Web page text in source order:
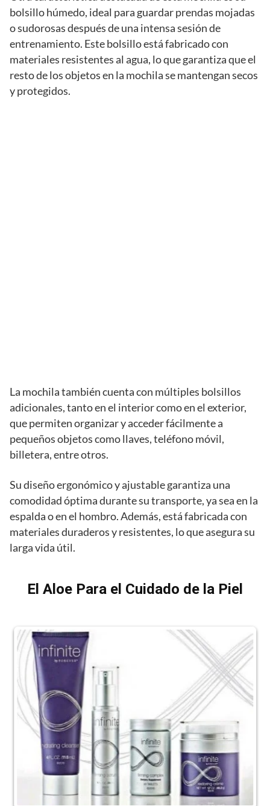
bolsillo húmedo, ideal para guardar prendas mojadas
o sudorosas después de una intensa sesión de
entrenamiento. Este bolsillo está fabricado con
materiales resistentes al agua, lo que garantiza que el
resto de los objetos en la mochila se mantengan secos
y protegidos.
La mochila también cuenta con múltiples bolsillos
adicionales, tanto en el interior como en el exterior,
que permiten organizar y acceder fácilmente a
pequeños objetos como llaves, teléfono móvil,
billetera, entre otros.
Su diseño ergonómico y ajustable garantiza una
comodidad óptima durante su transporte, ya sea en la
espalda o en el hombro. Además, está fabricada con
materiales duraderos y resistentes, lo que asegura su
larga vida útil.
El Aloe Para el Cuidado de la Piel